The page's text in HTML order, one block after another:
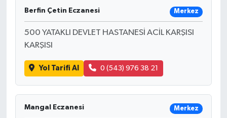
Berfin Çetin Eczanesi Merkez
500 YATAKLI DEVLET HASTANESİ ACİL KARŞISI
KARŞISI
Yol Tarifi Al 0 (543) 976 38 21
Mangal Eczanesi Merkez